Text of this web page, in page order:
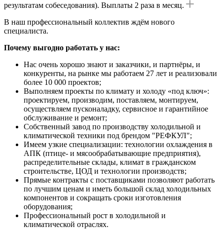
результатам собеседования). Выплаты 2 раза в месяц.
В наш профессиональный коллектив ждём нового
специалиста.
Почему выгодно работать у нас:
Нас очень хорошо знают и заказчики, и партнёры, и
конкуренты, на рынке мы работаем 27 лет и реализовали
более 10 000 проектов;
Выполняем проекты по климату и холоду «под ключ»:
проектируем, производим, поставляем, монтируем,
осуществляем пусконаладку, сервисное и гарантийное
обслуживание и ремонт;
Собственный завод по производству холодильной и
климатической техники под брендом "РЕФКУЛ";
Имеем узкие специализации: технологии охлаждения в
АПК (птице- и мясообрабатывающие предприятия),
распределительные склады, климат в гражданском
строительстве, ЦОД и технологии производств;
Прямые контракты с поставщиками позволяют работать
по лучшим ценам и иметь большой склад холодильных
компонентов и сокращать сроки изготовления
оборудования;
Профессиональный рост в холодильной и
климатической отраслях.